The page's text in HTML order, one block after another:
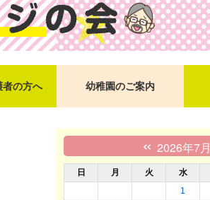
者の方へ 幼稚園のご案内
«2026年7月
日 月 火 水
1